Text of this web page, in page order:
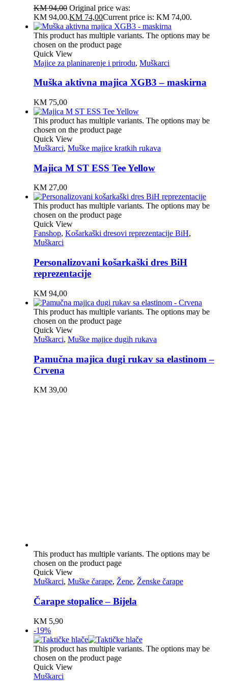
KM94,00 Original price was:
KM 94,00.KM74,00Current price is: KM 74,00.
This product has multiple variants. The options may be
chosen on the product page
Quick View
Majice za planinarenje i prirodu, Muškarci
Muška aktivna majica XGB3 – maskirna
KM75,00
This product has multiple variants. The options may be
chosen on the product page
Quick View
Muškarci, Muške majice kratkih rukava
Majica M ST ESS Tee Yellow
KM27,00
This product has multiple variants. The options may be
chosen on the product page
Quick View
Fanshop, Košarkaški dresovi reprezentacije BiH,
Muškarci
Personalizovani košarkaški dres BiH
reprezentacije
KM94,00
This product has multiple variants. The options may be
chosen on the product page
Quick View
Muškarci, Muške majice dugih rukava
Pamučna majica dugi rukav sa elastinom –
Crvena
KM39,00
This product has multiple variants. The options may be
chosen on the product page
Quick View
Muškarci, Muške čarape, Žene, Ženske čarape
Čarape stopalice – Bijela
KM5,90
-19%
This product has multiple variants. The options may be
chosen on the product page
Quick View
Muškarci